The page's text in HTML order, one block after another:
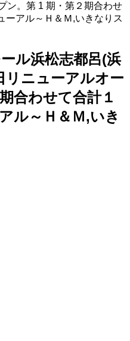
ン。第 1 期・第２期合わせ
ーアル～Ｈ＆Ｍ,いきなりス
ル浜松志都呂(浜
リニューアルオー
合わせて合計１
ル～Ｈ＆Ｍ,いき